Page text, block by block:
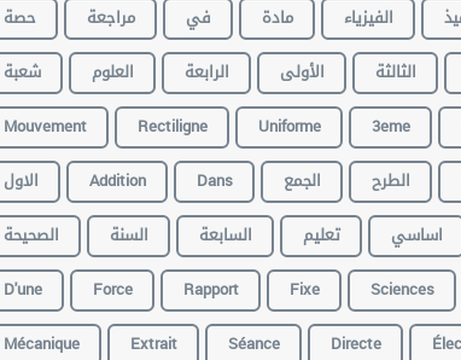
حصة مراجعة في مادة الفيزياء
شعبة
العلوم الرابعة الأولى الثالثة
Mouvement
Rectiligne Uniforme 3eme
الاول
Addition Dans الجمع الطرح
الصحيحة
السنة السابعة تعليم اساسي
D'une
Force Rapport Fixe Sciences
Mécanique
Extrait Séance Directe